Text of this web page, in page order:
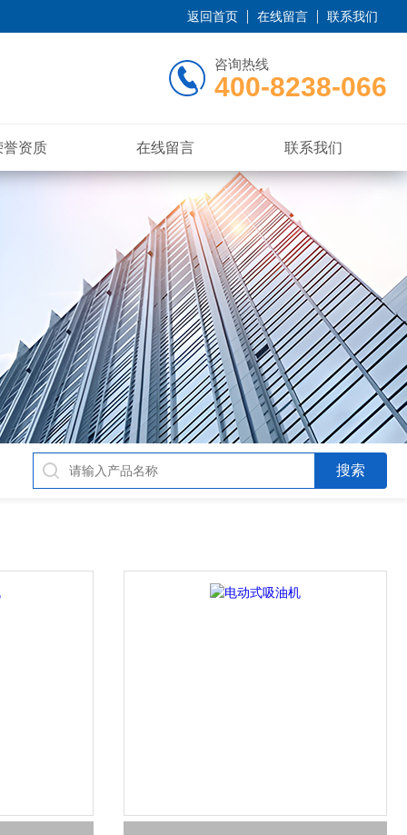
返回首页 在线留言 联系我们
咨询热线
400-8238-066
誉资质 在线留言 联系我们